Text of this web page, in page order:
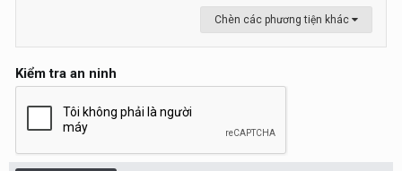
Chèn các phương tiện khác
Kiểm tra an ninh